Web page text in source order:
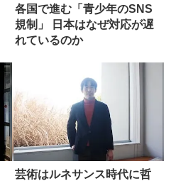
各国で進む「青少年のSNS
規制」 日本はなぜ対応が遅
れているのか
芸術はルネサンス時代に哲